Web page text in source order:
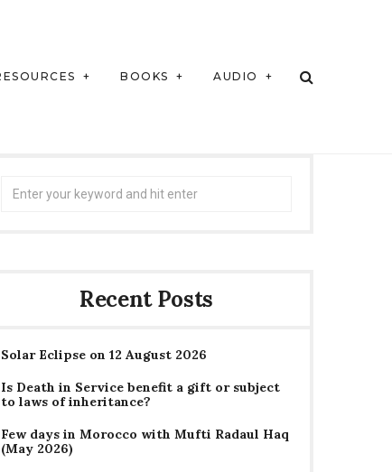
BOOKS AUDIO
Recent Posts
Solar Eclipse on 12 August 2026
Is Death in Service benefit a gift or subject
to laws of inheritance?
Few days in Morocco with Mufti Radaul Haq
(May 2026)